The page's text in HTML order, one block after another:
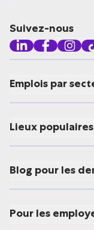
Suivez-nous
Emplois par
Lieux populaires
Blog pour les
Pour les